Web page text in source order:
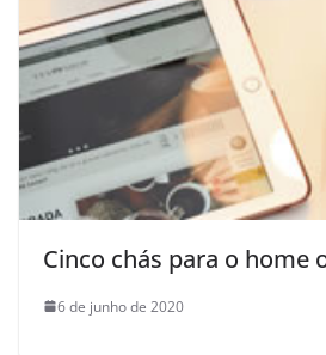
Cinco chás para o home
6 de junho de 2020